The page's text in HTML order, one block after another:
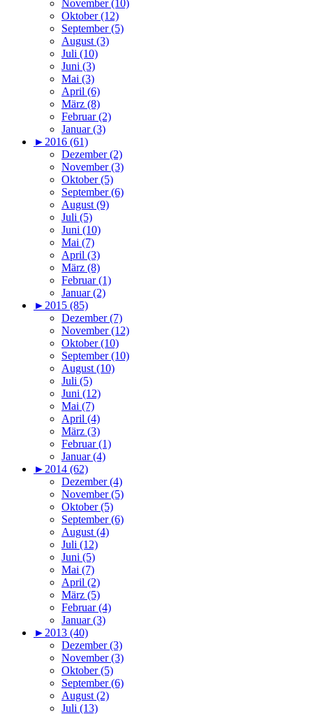
November (10)
Oktober (12)
September (5)
August (3)
Juli (10)
Juni (3)
Mai (3)
April (6)
März (8)
Februar (2)
Januar (3)
► 2016 (61)
Dezember (2)
November (3)
Oktober (5)
September (6)
August (9)
Juli (5)
Juni (10)
Mai (7)
April (3)
März (8)
Februar (1)
Januar (2)
► 2015 (85)
Dezember (7)
November (12)
Oktober (10)
September (10)
August (10)
Juli (5)
Juni (12)
Mai (7)
April (4)
März (3)
Februar (1)
Januar (4)
► 2014 (62)
Dezember (4)
November (5)
Oktober (5)
September (6)
August (4)
Juli (12)
Juni (5)
Mai (7)
April (2)
März (5)
Februar (4)
Januar (3)
► 2013 (40)
Dezember (3)
November (3)
Oktober (5)
September (6)
August (2)
Juli (13)